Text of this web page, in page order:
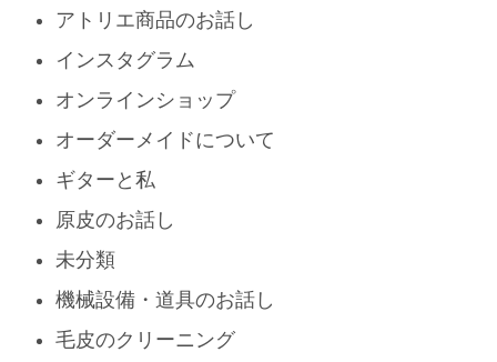
アトリエ商品のお話し
インスタグラム
オンラインショップ
オーダーメイドについて
ギターと私
原皮のお話し
未分類
機械設備・道具のお話し
毛皮のクリーニング